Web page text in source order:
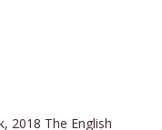
2018 The English